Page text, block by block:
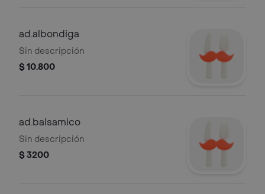
ad.albondiga
Sin descripción
$ 10.800
ad.balsamico
Sin descripción
$ 3200